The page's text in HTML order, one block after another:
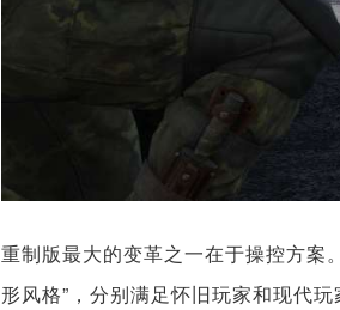
重制版最大的变革之一在于操控方
形风格”，分别满足怀旧玩家和现代